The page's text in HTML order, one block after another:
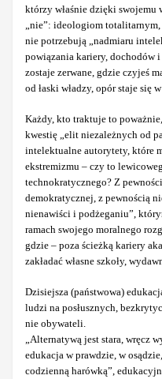
którzy właśnie dzięki
„nie”: ideologiom
nie potrzebują „nadmiaru
powiązania kariery, dochodów
zostaje zerwane, gdzie czyjeś
od łaski władzy, opór staje się
Każdy, kto traktuje to
kwestię „elit niezależnych od
intelektualne autorytety, które
ekstremizmu – czy to
technokratycznego? Z
demokratycznej, z pewnością
nienawiści i podżeganiu”,
ramach swojego moralnego
gdzie – poza ścieżką kariery
zakładać własne szkoły,
Dzisiejsza (państwowa)
ludzi na posłusznych,
nie obywateli.
„Alternatywą jest stara, wręcz
edukacja w prawdzie, w
codzienną harówką”,